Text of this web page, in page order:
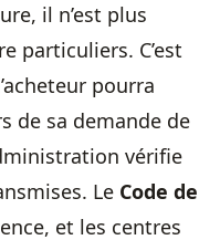
il n’est plus
particuliers. C’est
pourra
de sa demande de
vérifie
Le Code de
et les centres